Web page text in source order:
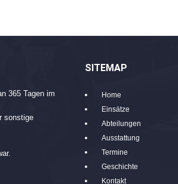
365 Tagen im
sonstige
SITEMAP
Home
Einsätze
Abteilungen
Ausstattung
Termine
Geschichte
Kontakt